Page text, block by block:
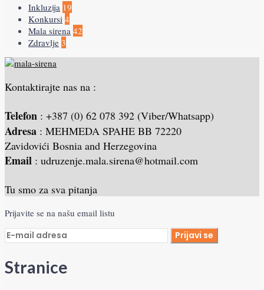
Inkluzija 19
Konkursi 4
Mala sirena 42
Zdravlje 3
Kontaktirajte nas na :
Telefon : +387 (0) 62 078 392 (Viber/Whatsapp)
Adresa : MEHMEDA SPAHE BB 72220
Zavidovići Bosnia and Herzegovina
Email : udruzenje.mala.sirena@hotmail.com
Tu smo za sva pitanja
Prijavite se na našu email listu
Stranice